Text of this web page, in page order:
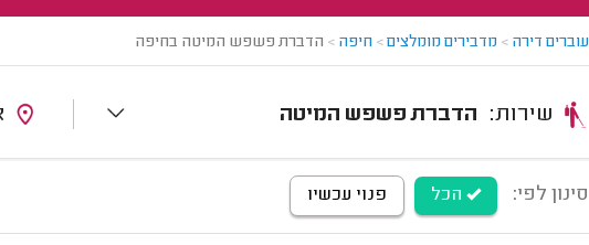
עוברים דירה > מדבירים מומלצים> חיפה > הדברת פשפש המיטה בחיפה
הדברת פשפש המיטה
סינון לפי: הכל פנוי עכשיו